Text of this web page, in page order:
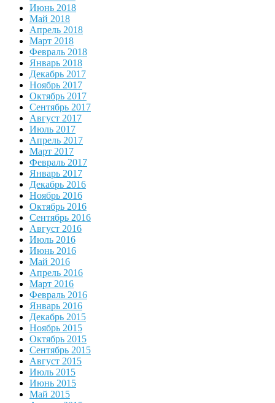
Июнь 2018
Май 2018
Апрель 2018
Март 2018
Февраль 2018
Январь 2018
Декабрь 2017
Ноябрь 2017
Октябрь 2017
Сентябрь 2017
Август 2017
Июль 2017
Апрель 2017
Март 2017
Февраль 2017
Январь 2017
Декабрь 2016
Ноябрь 2016
Октябрь 2016
Сентябрь 2016
Август 2016
Июль 2016
Июнь 2016
Май 2016
Апрель 2016
Март 2016
Февраль 2016
Январь 2016
Декабрь 2015
Ноябрь 2015
Октябрь 2015
Сентябрь 2015
Август 2015
Июль 2015
Июнь 2015
Май 2015